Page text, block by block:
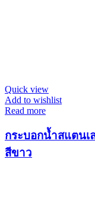
Quick view
Add to wishlist
Read more
กระบอกน้ำสแตนเ
สีขาว